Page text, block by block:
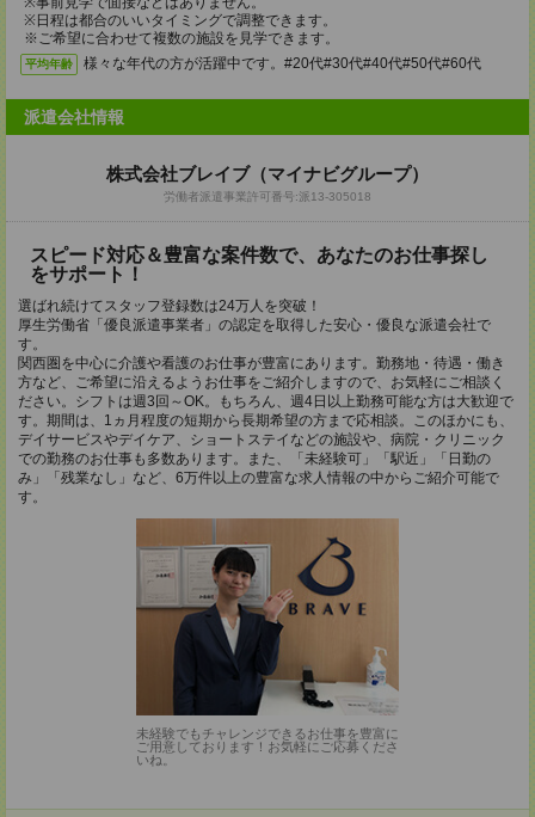
※日程は都合のいいタイミングで調整できます。
※ご希望に合わせて複数の施設を見学できます。
平均年齢 様々な年代の方が活躍中です。#20代#30代#40代#50代#60代
派遣会社情報
株式会社ブレイブ（マイナビグループ）
労働者派遣事業許可番号:派13-305018
スピード対応＆豊富な案件数で、あなたのお仕事探し
をサポート！
選ばれ続けてスタッフ登録数は24万人を突破！
厚生労働省「優良派遣事業者」の認定を取得した安心・優良な派遣会社で
す。
関西圏を中心に介護や看護のお仕事が豊富にあります。勤務地・待遇・働き
方など、ご希望に沿えるようお仕事をご紹介しますので、お気軽にご相談く
ださい。シフトは週3回～OK。もちろん、週4日以上勤務可能な方は大歓迎で
す。期間は、1ヵ月程度の短期から長期希望の方まで応相談。このほかにも、
デイサービスやデイケア、ショートステイなどの施設や、病院・クリニック
での勤務のお仕事も多数あります。また、「未経験可」「駅近」「日勤の
み」「残業なし」など、6万件以上の豊富な求人情報の中からご紹介可能で
す。
未経験でもチャレンジできるお仕事を豊富に
ご用意しております！お気軽にご応募くださ
いね。